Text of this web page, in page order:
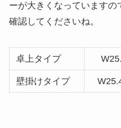
ーが大きくなっていますの
確認してくださいね。
卓上タイプ
壁掛けタイプ